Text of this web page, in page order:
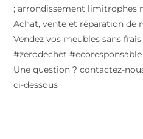
; arrondissement limitrophes
Achat, vente et réparation de
Vendez vos meubles sans frais
#zerodechet #ecoresponsable
Une question ? contactez-
ci-dessous